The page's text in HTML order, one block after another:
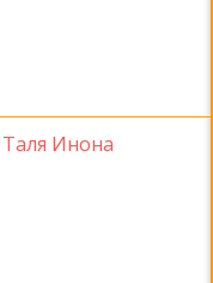
Инона